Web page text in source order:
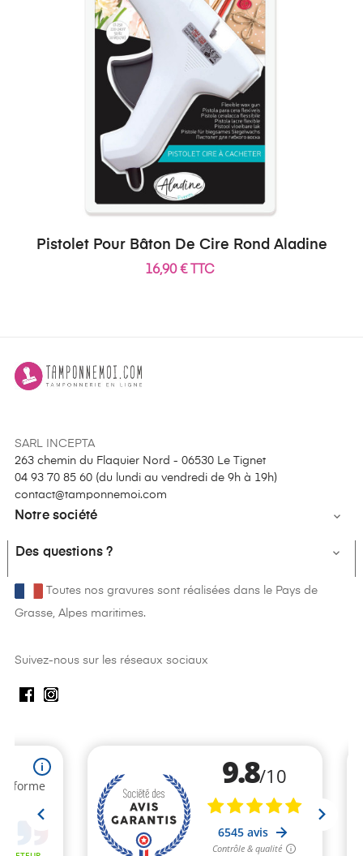
Pistolet Pour Bâton De Cire Rond Aladine
16,90 € TTC
SARL INCEPTA
263 chemin du Flaquier Nord - 06530 Le Tignet
04 93 70 85 60 (du lundi au vendredi de 9h à 19h)
contact@tamponnemoi.com
Notre société 
Des questions ? 
Toutes nos gravures sont réalisées dans le Pays de
Grasse, Alpes maritimes.
Suivez-nous sur les réseaux sociaux